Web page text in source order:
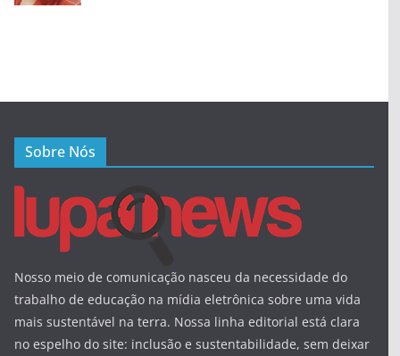
Sobre Nós
Nosso meio de comunicação nasceu da necessidade do
trabalho de educação na mídia eletrônica sobre uma vida
mais sustentável na terra. Nossa linha editorial está clara
no espelho do site: inclusão e sustentabilidade, sem deixar